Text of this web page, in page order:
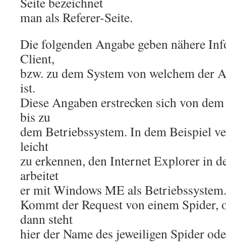
man als Referer-Seite.
Die folgenden Angabe geben nähere
Client,
bzw. zu dem System von welchem der
ist.
Diese Angaben erstrecken sich von
bis zu
dem Betriebssystem. In dem Beispiel
leicht
zu erkennen, den Internet Explorer in
arbeitet
er mit Windows ME als Betriebssystem.
Kommt der Request von einem Spider,
dann steht
hier der Name des jeweiligen Spider